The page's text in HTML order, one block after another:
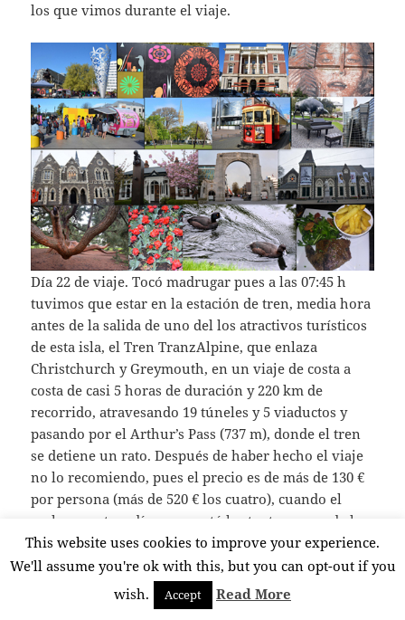
los que vimos durante el viaje.
Día 22 de viaje. Tocó madrugar pues a las 07:45 h
tuvimos que estar en la estación de tren, media hora
antes de la salida de uno del los atractivos turísticos
de esta isla, el Tren TranzAlpine, que enlaza
Christchurch y Greymouth, en un viaje de costa a
costa de casi 5 horas de duración y 220 km de
recorrido, atravesando 19 túneles y 5 viaductos y
pasando por el Arthur’s Pass (737 m), donde el tren
se detiene un rato. Después de haber hecho el viaje
no lo recomiendo, pues el precio es de más de 130 €
por persona (más de 520 € los cuatro), cuando el
coche para tres días nos costó bastante menos de la
mitad. Además la carretera discurre casi paralela a la
vía y puedes parar cuando y donde quieras,
disfrutando de la vista de hermosos paisajes y
This website uses cookies to improve your experience.
We'll assume you're ok with this, but you can opt-out if you
wish.
Accept Read More